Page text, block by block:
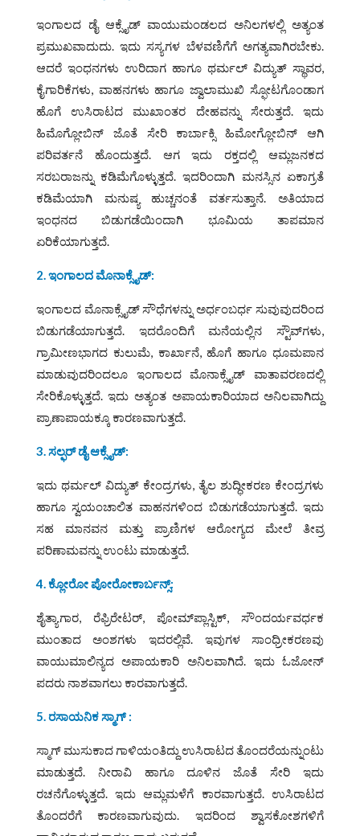
ಇಂಗಾಲದ ಡೈ ಆಕ್ಸೈಡ್‌ ವಾಯುಮಂಡಲದ ಅನಿಲಗಳಲ್ಲಿ ಅತ್ಯಂತ
ಪ್ರಮುಖವಾದುದು. ಇದು ಸಸ್ಯಗಳ ಬೆಳವಣಿಗೆಗೆ ಅಗತ್ಯವಾಗಿರಬೇಕು.
ಆದರೆ ಇಂಧನಗಳು ಉರಿದಾಗ ಹಾಗೂ ಥರ್ಮಲ್‌ ವಿದ್ಯುತ್‌ ಸ್ಥಾವರ,
ಕೈಗಾರಿಕೆಗಳು, ವಾಹನಗಳು ಹಾಗೂ ಜ್ವಾಲಾಮುಖಿ ಸ್ಫೋಟಗೊಂಡಾಗ
ಹೊಗೆ ಉಸಿರಾಟದ ಮುಖಾಂತರ ದೇಹವನ್ನು ಸೇರುತ್ತದೆ. ಇದು
ಹಿಮೊಗ್ಲೋಬಿನ್‌ ಜೊತೆ ಸೇರಿ ಕಾರ್ಬಾಕ್ಸಿ ಹಿಮೋಗ್ಲೋಬಿನ್‌ ಆಗಿ
ಪರಿವರ್ತನೆ ಹೊಂದುತ್ತದೆ. ಆಗ ಇದು ರಕ್ತದಲ್ಲಿ ಆಮ್ಲಜನಕದ
ಸರಬರಾಜನ್ನು ಕಡಿಮೆಗೊಳ್ಳುತ್ತದೆ. ಇದರಿಂದಾಗಿ ಮನಸ್ಸಿನ ಏಕಾಗ್ರತೆ
ಕಡಿಮೆಯಾಗಿ ಮನುಷ್ಯ ಹುಚ್ಚನಂತೆ ವರ್ತಸುತ್ತಾನೆ. ಅತಿಯಾದ
ಇಂಧನದ ಬಿಡುಗಡೆಯಿಂದಾಗಿ ಭೂಮಿಯ ತಾಪಮಾನ
ಏರಿಕೆಯಾಗುತ್ತದೆ.
2. ಇಂಗಾಲದ ಮೊನಾಕ್ಸೈಡ್‌:
ಇಂಗಾಲದ ಮೊನಾಕ್ಸೈಡ್‌ ಸೌಧೆಗಳನ್ನು ಅರ್ಧಂಬರ್ಧ ಸುವುವುದರಿಂದ
ಬಿಡುಗಡೆಯಾಗುತ್ತದೆ. ಇದರೊಂದಿಗೆ ಮನೆಯಲ್ಲಿನ ಸ್ಟೌವ್‌ಗಳು,
ಗ್ರಾಮೀಣಭಾಗದ ಕುಲುಮೆ, ಕಾರ್ಖಾನೆ, ಹೊಗೆ ಹಾಗೂ ಧೂಮಪಾನ
ಮಾಡುವುದರಿಂದಲೂ ಇಂಗಾಲದ ಮೊನಾಕ್ಸೈಡ್‌ ವಾತಾವರಣದಲ್ಲಿ
ಸೇರಿಕೊಳ್ಳುತ್ತದೆ. ಇದು ಅತ್ಯಂತ ಅಪಾಯಕಾರಿಯಾದ ಅನಿಲವಾಗಿದ್ದು
ಪ್ರಾಣಾಪಾಯಕ್ಕೂ ಕಾರಣವಾಗುತ್ತದೆ.
3. ಸಲ್ಫರ್‌ ಡೈ ಆಕ್ಸೈಡ್‌:
ಇದು ಥರ್ಮಲ್‌ ವಿದ್ಯುತ್‌ ಕೇಂದ್ರಗಳು, ತೈಲ ಶುದ್ಧೀಕರಣ ಕೇಂದ್ರಗಳು
ಹಾಗೂ ಸ್ವಯಂಚಾಲಿತ ವಾಹನಗಳಿಂದ ಬಿಡುಗಡೆಯಾಗುತ್ತದೆ. ಇದು
ಸಹ ಮಾನವನ ಮತ್ತು ಪ್ರಾಣಿಗಳ ಆರೋಗ್ಯದ ಮೇಲೆ ತೀವ್ರ
ಪರಿಣಾಮವನ್ನು ಉಂಟು ಮಾಡುತ್ತದೆ.
4. ಕ್ಲೋರೋ ಪೋರೋಕಾರ್ಬನ್ಸ್‌:
ಶೈತ್ಯಾಗಾರ, ರೆಫ್ರಿರೇಟರ್‌, ಪೋಮ್‌ಪ್ಲಾಸ್ಟಿಕ್‌, ಸೌಂದರ್ಯವರ್ಧಕ
ಮುಂತಾದ ಅಂಶಗಳು ಇದರಲ್ಲಿವೆ. ಇವುಗಳ ಸಾಂಧ್ರೀಕರಣವು
ವಾಯುಮಾಲಿನ್ಯದ ಅಪಾಯಕಾರಿ ಅನಿಲವಾಗಿದೆ. ಇದು ಓಜೋನ್‌
ಪದರು ನಾಶವಾಗಲು ಕಾರವಾಗುತ್ತದೆ.
5. ರಸಾಯನಿಕ ಸ್ಮಾಗ್‌ :
ಸ್ಮಾಗ್‌ ಮುಸುಕಾದ ಗಾಳಿಯಂತಿದ್ದು ಉಸಿರಾಟದ ತೊಂದರೆಯನ್ನುಂಟು
ಮಾಡುತ್ತದೆ. ನೀರಾವಿ ಹಾಗೂ ದೂಳಿನ ಜೊತೆ ಸೇರಿ ಇದು
ರಚನೆಗೊಳ್ಳುತ್ತದೆ. ಇದು ಆಮ್ಲಮಳೆಗೆ ಕಾರವಾಗುತ್ತದೆ. ಉಸಿರಾಟದ
ತೊಂದರೆಗೆ ಕಾರಣವಾಗುವುದು. ಇದರಿಂದ ಶ್ವಾಸಕೋಶಗಳಿಗೆ